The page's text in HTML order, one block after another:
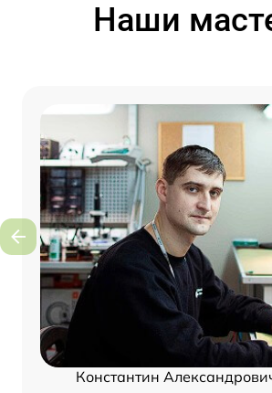
Наши
Константин